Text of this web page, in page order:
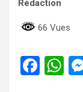
Rédaction
66 Vues
F
W